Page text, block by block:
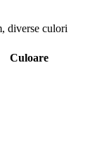
diverse culori
Culoare